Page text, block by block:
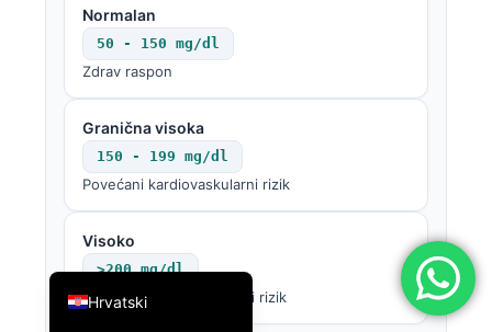
Normalan
50 - 150 mg/dl
Zdrav raspon
Granična visoka
150 - 199 mg/dl
Povećani kardiovaskularni rizik
Visoko
>200 mg/dl
Povećan kardiovaskularni rizik
Hrvatski
English
العربية
Français
עִבְרִית
Español
Português